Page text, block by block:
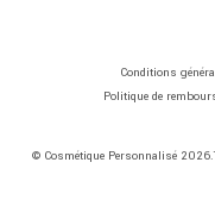
© Cosmétique Personnalisé
Conditions
Politique de